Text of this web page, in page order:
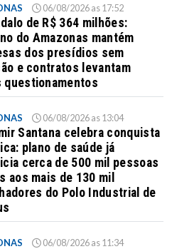
06/08/2026 as 17:52
de R$ 364 milhões:
do Amazonas mantém
dos presídios sem
e contratos levantam
questionamentos
06/08/2026 as 13:04
Santana celebra conquista
plano de saúde já
cerca de 500 mil pessoas
aos mais de 130 mil
do Polo Industrial de
06/08/2026 as 11:34